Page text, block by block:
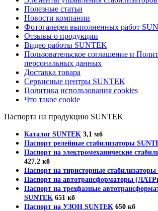
Полезные статьи
Новости компании
Фотогалерея выполненных работ
Отзывы о продукции
Видео работы SUNTEK
Пользовательское соглашение и
персональных данных
Доставка товара
Сервисные центры SUNTEK
Политика использования cookies
Что такое cookie
Паспорта на продукцию SUNTEK
Каталог SUNTEK 3,1 мб
Паспорт релейные стабилизаторы
Паспорт на электромеханические
427.2 кб
Паспорт на тиристорные
Паспорт на автотрансформаторы
Паспорт на трехфазные
SUNTEK 651 кб
Паспорт на УЗОН SUNTEK 650 кб